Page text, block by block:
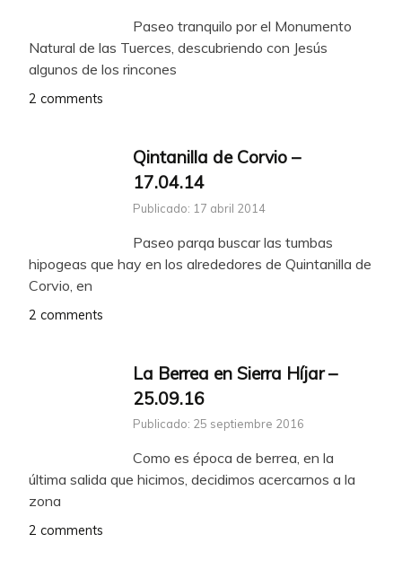
Paseo tranquilo por el Monumento
Natural de las Tuerces, descubriendo con Jesús
algunos de los rincones
2 comments
Qintanilla de Corvio –
17.04.14
Publicado: 17 abril 2014
Paseo parqa buscar las tumbas
hipogeas que hay en los alrededores de Quintanilla de
Corvio, en
2 comments
La Berrea en Sierra Híjar –
25.09.16
Publicado: 25 septiembre 2016
Como es época de berrea, en la
última salida que hicimos, decidimos acercarnos a la
zona
2 comments